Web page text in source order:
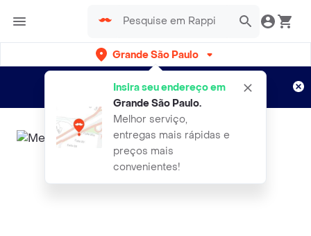
Grande São Paulo
Insira seu endereço em
Grande São Paulo.
Melhor serviço,
entregas mais rápidas e
preços mais
convenientes!
Entregas grátis por 15 dias!
Aplicam T&C